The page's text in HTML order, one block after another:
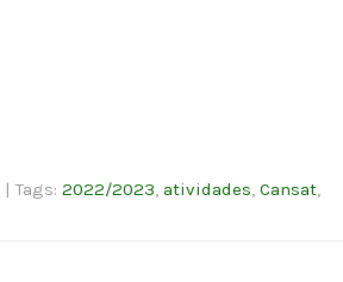
| Tags: 2022/2023, atividades, Cansat,